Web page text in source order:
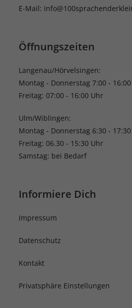
E-Mail:
Öffnungszeiten
Langenau/Hörvelsingen:
Montag - Donnerstag 7:00 -
Freitag: 07:00 - 16:00 Uhr
Ulm/Wiblingen:
Montag - Donnerstag 6:30 -
Freitag: 06.30 - 15:30 Uhr
Samstag: bei Bedarf
Informiere Dich
Impressum
Datenschutz
Kontakt
Privatsphäre Einstellungen